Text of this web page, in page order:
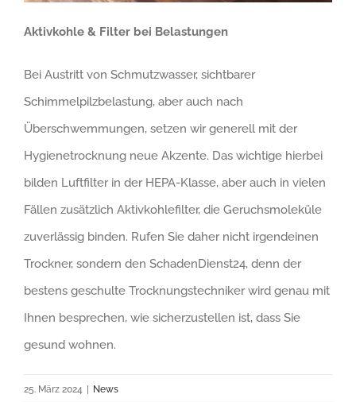
Aktivkohle & Filter bei Belastungen
Bei Austritt von Schmutzwasser, sichtbarer
Schimmelpilzbelastung, aber auch nach
Überschwemmungen, setzen wir generell mit der
Hygienetrocknung neue Akzente. Das wichtige hierbei
bilden Luftfilter in der HEPA-Klasse, aber auch in vielen
Fällen zusätzlich Aktivkohlefilter, die Geruchsmoleküle
zuverlässig binden. Rufen Sie daher nicht irgendeinen
Trockner, sondern den SchadenDienst24, denn der
bestens geschulte Trocknungstechniker wird genau mit
Ihnen besprechen, wie sicherzustellen ist, dass Sie
gesund wohnen.
25. März 2024 News